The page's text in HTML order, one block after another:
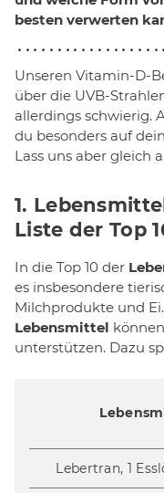
besten verwerten
Unseren Vitamin-D-
über die UVB-
allerdings schwierig.
du besonders auf
Lass uns aber gleich
1.
Liste der Top
In die Top 10 der
es insbesondere
Milchprodukte und
Lebensmittel
unterstützen. Dazu
Lebertran, 1